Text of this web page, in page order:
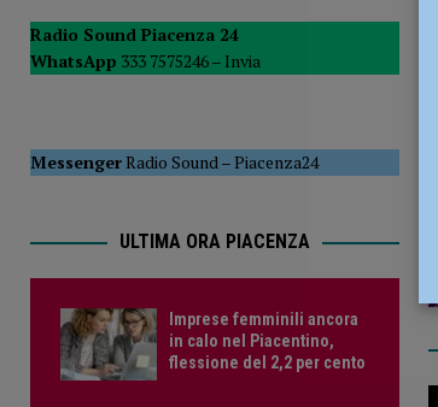
[ 5 Agosto 2026 ] Savino Orazzo è un
Radio Sound Piacenza 24
WhatsApp 333 7575246 – Invia
MessengerRadio Sound–Piacenza24
ULTIMA ORA PIACENZA
Imprese femminili ancora
in calo nel Piacentino,
flessione del 2,2 per cento